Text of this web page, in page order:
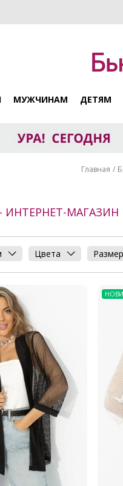
МУЖЧИНАМ ДЕТЯМ
Главная
- ИНТЕРНЕТ-
Цвета